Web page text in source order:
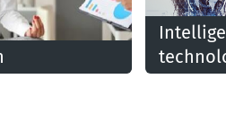
ne pas être
Les